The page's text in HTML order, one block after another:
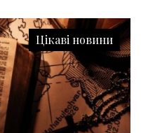
Цікаві новини